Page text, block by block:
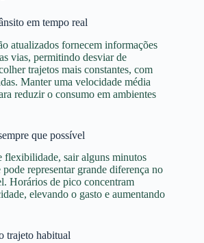
em tempo real
atualizados fornecem informações
vias, permitindo desviar de
trajetos mais constantes, com
Manter uma velocidade média
reduzir o consumo em ambientes
que possível
flexibilidade, sair alguns minutos
representar grande diferença no
Horários de pico concentram
elevando o gasto e aumentando
trajeto habitual